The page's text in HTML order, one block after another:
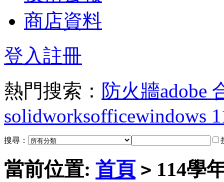
商店資料
登入註冊
熱門搜索： 防火牆adobe
solidworksofficewindows
搜尋：
當前位置: 首頁 > 114學